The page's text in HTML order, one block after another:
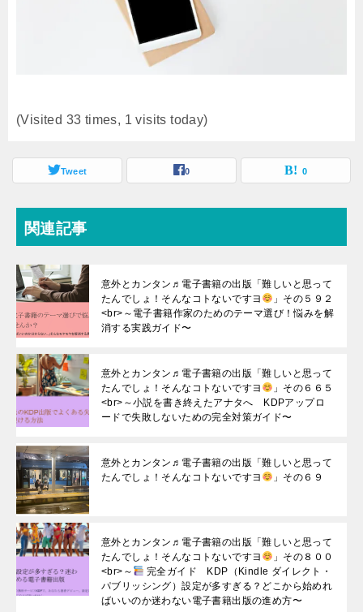
(Visited 33 times, 1 visits today)
Tweet 0 0
関連記事
意外とカンタン♬電子書籍の出版「難しいと思って
たんでしょ！そんなコトないですヨ
」その５９２
<br>～電子書籍作家のためのテーマ選び！悩みを解
消する実践ガイド〜
意外とカンタン♬電子書籍の出版「難しいと思って
たんでしょ！そんなコトないですヨ
」その６６５
<br>～小説を書き終えたアナタへ KDPアップロ
ードで失敗しないための完全対策ガイド〜
意外とカンタン♬電子書籍の出版「難しいと思って
たんでしょ！そんなコトないですヨ
」その６９
意外とカンタン♬電子書籍の出版「難しいと思って
たんでしょ！そんなコトないですヨ
」その８００
<br>～
完全ガイド KDP（Kindle ダイレクト・
パブリッシング）設定が多すぎる？どこから始めれ
ばいいのか迷わない電子書籍出版の進め方〜